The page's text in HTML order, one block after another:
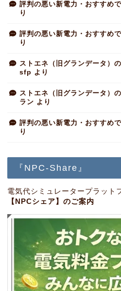
評判の悪い新電力・おすすめ
り
評判の悪い新電力・おすすめ
り
ストエネ（旧グランデータ）
sfp より
ストエネ（旧グランデータ）
ラン より
評判の悪い新電力・おすすめ
り
『NPC-Share』
電気代シミュレータープラット
【NPCシェア】のご案内